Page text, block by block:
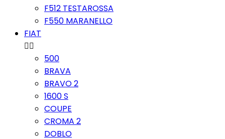
F512 TESTAROSSA
F550 MARANELLO
FIAT

500
BRAVA
BRAVO 2
1600 S
COUPE
CROMA 2
DOBLO